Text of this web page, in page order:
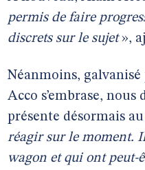
permis de faire
discrets sur le sujet»,
Néanmoins,
Acco s’embrase,
présente désormais
réagir sur le moment.
wagon et qui ont peut-